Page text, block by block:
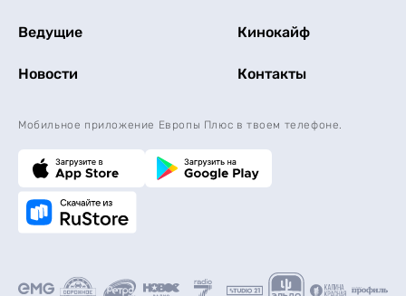
Ведущие Кинокайф
Новости Контакты
Мобильное приложение Европы Плюс в твоем телефоне.